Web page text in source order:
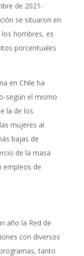
de 2021-
se situaron en
los hombres, es
porcentuales
en Chile ha
según el mismo
la de los
mujeres al
bajas de
de la masa
empleos de
año la Red de
con diversos
tanto